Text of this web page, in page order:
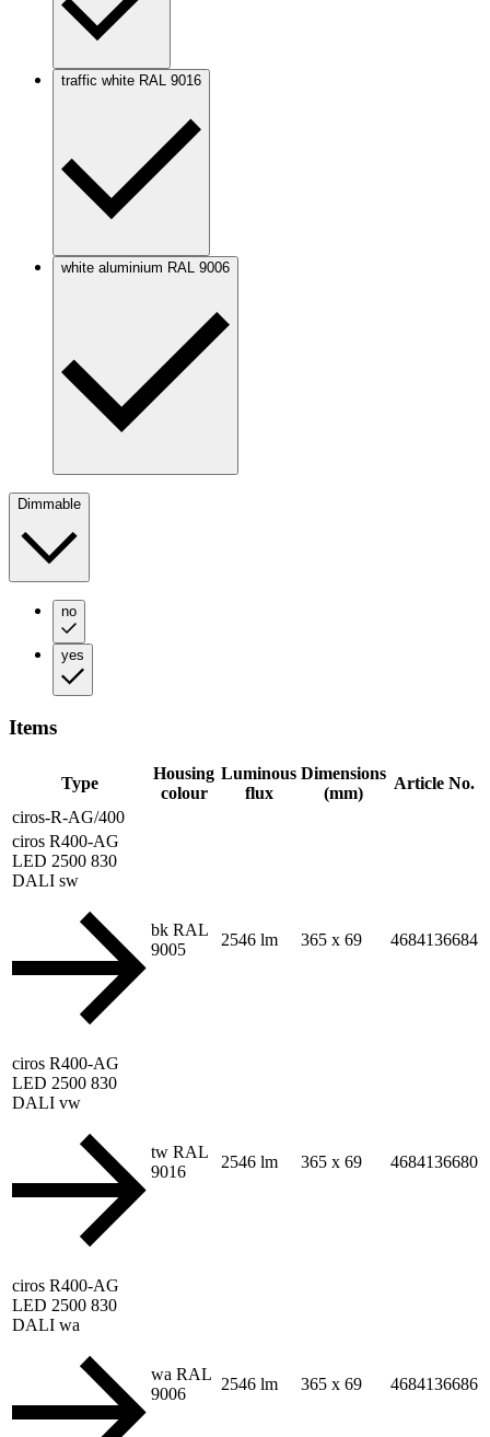
traffic white RAL 9016
white aluminium RAL 9006
Dimmable
no
yes
Items
Type
Housing
colour
Luminous
flux
Dimensions
(mm)
Article No.
ciros-R-AG/400
ciros R400-AG
LED 2500 830
DALI sw
bk RAL
9005
2546 lm 365 x 69 4684136684
ciros R400-AG
LED 2500 830
DALI vw
tw RAL
9016
2546 lm 365 x 69 4684136680
ciros R400-AG
LED 2500 830
DALI wa
wa RAL
9006
2546 lm 365 x 69 4684136686